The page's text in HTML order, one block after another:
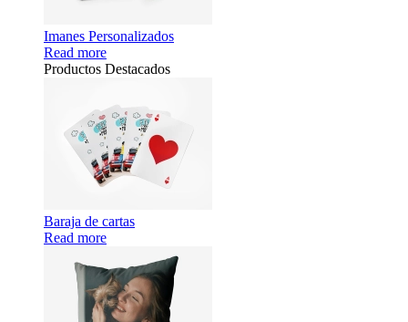
Imanes Personalizados
Read more
Productos Destacados
Baraja de cartas
Read more